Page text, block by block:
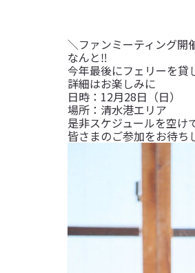
＼ファンミーティング開
なんと‼︎
今年最後にフェリーを貸
詳細はお楽しみに
日時：12月28日（日）
場所：清水港エリア
是非スケジュールを空け
皆さまのご参加をお待ち